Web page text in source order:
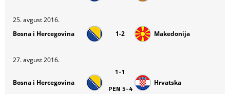
25. avgust 2016.
Bosna i Hercegovina
1-2 Makedonija
27. avgust 2016.
Bosna i Hercegovina
1-1
PEN 5-4
Hrvatska